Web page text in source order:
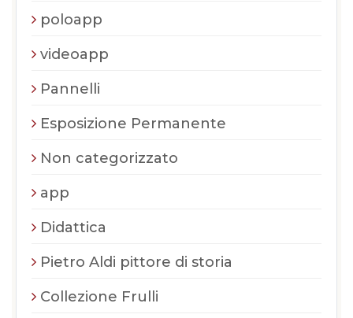
poloapp
videoapp
Pannelli
Esposizione Permanente
Non categorizzato
app
Didattica
Pietro Aldi pittore di storia
Collezione Frulli